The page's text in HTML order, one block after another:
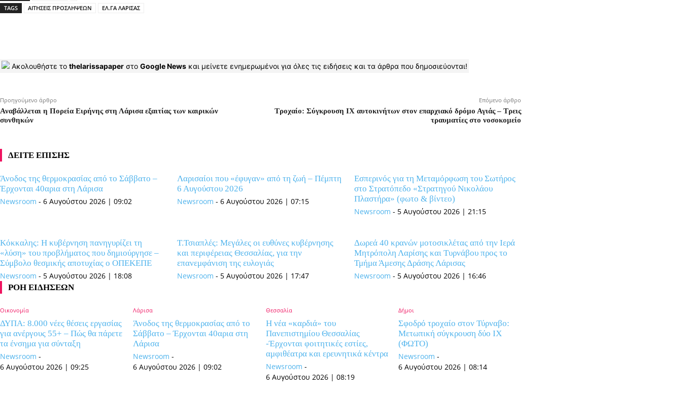
TAGS
ΑΙΤΗΣΕΙΣ ΠΡΟΣΛΗΨΕΩΝ ΕΛ.ΓΑ ΛΑΡΙΣΑΣ
Ακολουθήστε το thelarissapaper στο Google News και μείνετε ενημερωμένοι για όλες τις ειδήσεις και τα άρθρα που δημοσιεύονται!
Προηγούμενο άρθρο
Αναβάλλεται η Πορεία Ειρήνης στη Λάρισα εξαιτίας των καιρικών
συνθηκών
Επόμενο άρθρο
Τροχαίο: Σύγκρουση ΙΧ αυτοκινήτων στον επαρχιακό δρόμο Αγιάς – Τρεις
τραυματίες στο νοσοκομείο
ΔΕΙΤΕ ΕΠΙΣΗΣ
Άνοδος της θερμοκρασίας από το Σάββατο –
Έρχονται 40αρια στη Λάρισα
Newsroom - 6 Αυγούστου 2026 | 09:02
Λαρισαίοι που «έφυγαν» από τη ζωή – Πέμπτη
6 Αυγούστου 2026
Newsroom - 6 Αυγούστου 2026 | 07:15
Εσπερινός για τη Μεταμόρφωση του Σωτήρος
στο Στρατόπεδο «Στρατηγού Νικολάου
Πλαστήρα» (φωτο & βίντεο)
Newsroom - 5 Αυγούστου 2026 | 21:15
Κόκκαλης: Η κυβέρνηση πανηγυρίζει τη
«λύση» του προβλήματος που δημιούργησε –
Σύμβολο θεσμικής αποτυχίας ο ΟΠΕΚΕΠΕ
Newsroom - 5 Αυγούστου 2026 | 18:08
Τ.Τσιαπλές: Μεγάλες οι ευθύνες κυβέρνησης
και περιφέρειας Θεσσαλίας, για την
επανεμφάνιση της ευλογιάς
Newsroom - 5 Αυγούστου 2026 | 17:47
Δωρεά 40 κρανών μοτοσικλέτας από την Ιερά
Μητρόπολη Λαρίσης και Τυρνάβου προς το
Τμήμα Άμεσης Δράσης Λάρισας
Newsroom - 5 Αυγούστου 2026 | 16:46
ΡΟΗ ΕΙΔΗΣΕΩΝ
Οικονομία
ΔΥΠΑ: 8.000 νέες θέσεις εργασίας
για ανέργους 55+ – Πώς θα πάρετε
τα ένσημα για σύνταξη
Newsroom -
6 Αυγούστου 2026 | 09:25
Λάρισα
Άνοδος της θερμοκρασίας από το
Σάββατο – Έρχονται 40αρια στη
Λάρισα
Newsroom -
6 Αυγούστου 2026 | 09:02
Θεσσαλία
Η νέα «καρδιά» του
Πανεπιστημίου Θεσσαλίας
-Έρχονται φοιτητικές εστίες,
αμφιθέατρα και ερευνητικά κέντρα
Newsroom -
6 Αυγούστου 2026 | 08:19
Δήμοι
Σφοδρό τροχαίο στον Τύρναβο:
Μετωπική σύγκρουση δύο ΙΧ
(ΦΩΤΟ)
Newsroom -
6 Αυγούστου 2026 | 08:14